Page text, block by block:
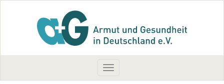
Toggle
navigation